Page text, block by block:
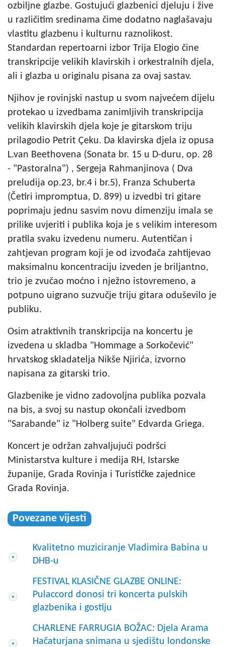
ozbiljne glazbe. Gostujući glazbenici djeluju i žive
u različitim sredinama čime dodatno naglašavaju
vlastitu glazbenu i kulturnu raznolikost.
Standardan repertoarni izbor Trija Elogio čine
transkripcije velikih klavirskih i orkestralnih djela,
ali i glazba u originalu pisana za ovaj sastav.
Njihov je rovinjski nastup u svom najvećem dijelu
protekao u izvedbama zanimljivih transkripcija
velikih klavirskih djela koje je gitarskom triju
prilagodio Petrit Çeku. Da klavirska djela iz opusa
L.van Beethovena (Sonata br. 15 u D-duru, op. 28
- "Pastoralna") , Sergeja Rahmanjinova ( Dva
preludija op.23, br.4 i br.5), Franza Schuberta
(Četiri impromptua, D. 899) u izvedbi tri gitare
poprimaju jednu sasvim novu dimenziju imala se
prilike uvjeriti i publika koja je s velikim interesom
pratila svaku izvedenu numeru. Autentičan i
zahtjevan program koji je od izvođača zahtijevao
maksimalnu koncentraciju izveden je briljantno,
trio je zvučao moćno i nježno istovremeno, a
potpuno uigrano suzvučje triju gitara oduševilo je
publiku.
Osim atraktivnih transkripcija na koncertu je
izvedena u skladba "Hommage a Sorkočević"
hrvatskog skladatelja Nikše Njirića, izvorno
napisana za gitarski trio.
Glazbenike je vidno zadovoljna publika pozvala
na bis, a svoj su nastup okončali izvedbom
"Sarabande" iz "Holberg suite" Edvarda Griega.
Koncert je održan zahvaljujući podršci
Ministarstva kulture i medija RH, Istarske
županije, Grada Rovinja i Turističke zajednice
Grada Rovinja.
Povezane vijesti
Kvalitetno muziciranje Vladimira Babina u
DHB-u
FESTIVAL KLASIČNE GLAZBE ONLINE:
Pulaccord donosi tri koncerta pulskih
glazbenika i gostiju
CHARLENE FARRUGIA BOŽAC: Djela Arama
Hačaturjana snimana u sjedištu londonske